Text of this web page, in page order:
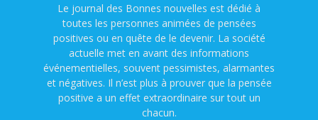
Le journal des Bonnes nouvelles est dédié à
toutes les personnes animées de pensées
positives ou en quête de le devenir. La société
actuelle met en avant des informations
événementielles, souvent pessimistes, alarmantes
et négatives. Il n’est plus à prouver que la pensée
positive a un effet extraordinaire sur tout un
chacun.